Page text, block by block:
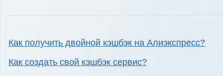
Как получить двойной кэшбэк на Алиэкспресс?
Как создать свой кэшбэк сервис?